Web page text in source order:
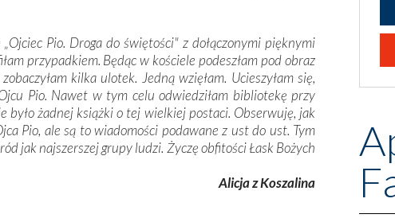
Pio. Droga do świętości" z dołączonymi pięknymi
przypadkiem. Będąc w kościele podeszłam pod obraz
kilka ulotek. Jedną wzięłam. Ucieszyłam się,
Pio. Nawet w tym celu odwiedziłam bibliotekę przy
było żadnej książki o tej wielkiej postaci. Obserwuję, jak
Pio, ale są to wiadomości podawane z ust do ust. Tym
jak najszerszej grupy ludzi. Życzę obfitości Łask Bożych
Alicja z Koszalina